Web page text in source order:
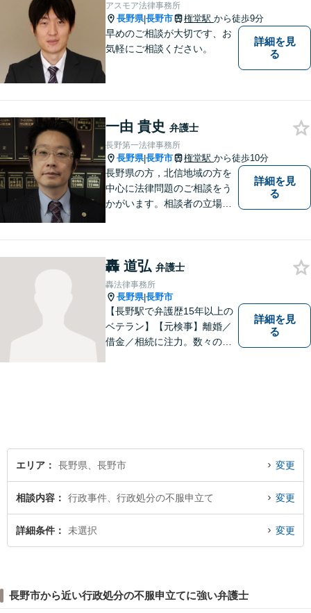
アスモア法律事務所
長野県|長野市 権堂駅 から徒歩9分
早めのご相談が大切です、お
気軽にご相談ください。
詳細を見
る
一由 貴史 弁護士
長野第一法律事務所
長野県|長野市 権堂駅 から徒歩10分
長野県の方，北信地域の方を
中心に法律問題のご相談をう
かがいます。相談者の立場を
詳細を見
る
轟 道弘 弁護士
轟法律事務所
長野県|長野市
【長野駅で弁護歴15年以上の
ベテラン】【元検事】離婚／
借金／相続に注力。数々の実
詳細を見
る
エリア 長野県、長野市 変更
相談内容 行政事件、行政処分の不服申立て 変更
詳細条件 未選択 変更
長野市から近い行政処分の不服申立てに強い弁護士